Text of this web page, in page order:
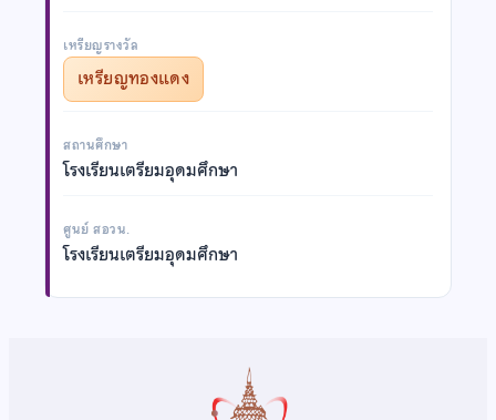
เหรียญรางวัล
เหรียญทองแดง
สถานศึกษา
โรงเรียนเตรียมอุดมศึกษา
ศูนย์ สอวน.
โรงเรียนเตรียมอุดมศึกษา